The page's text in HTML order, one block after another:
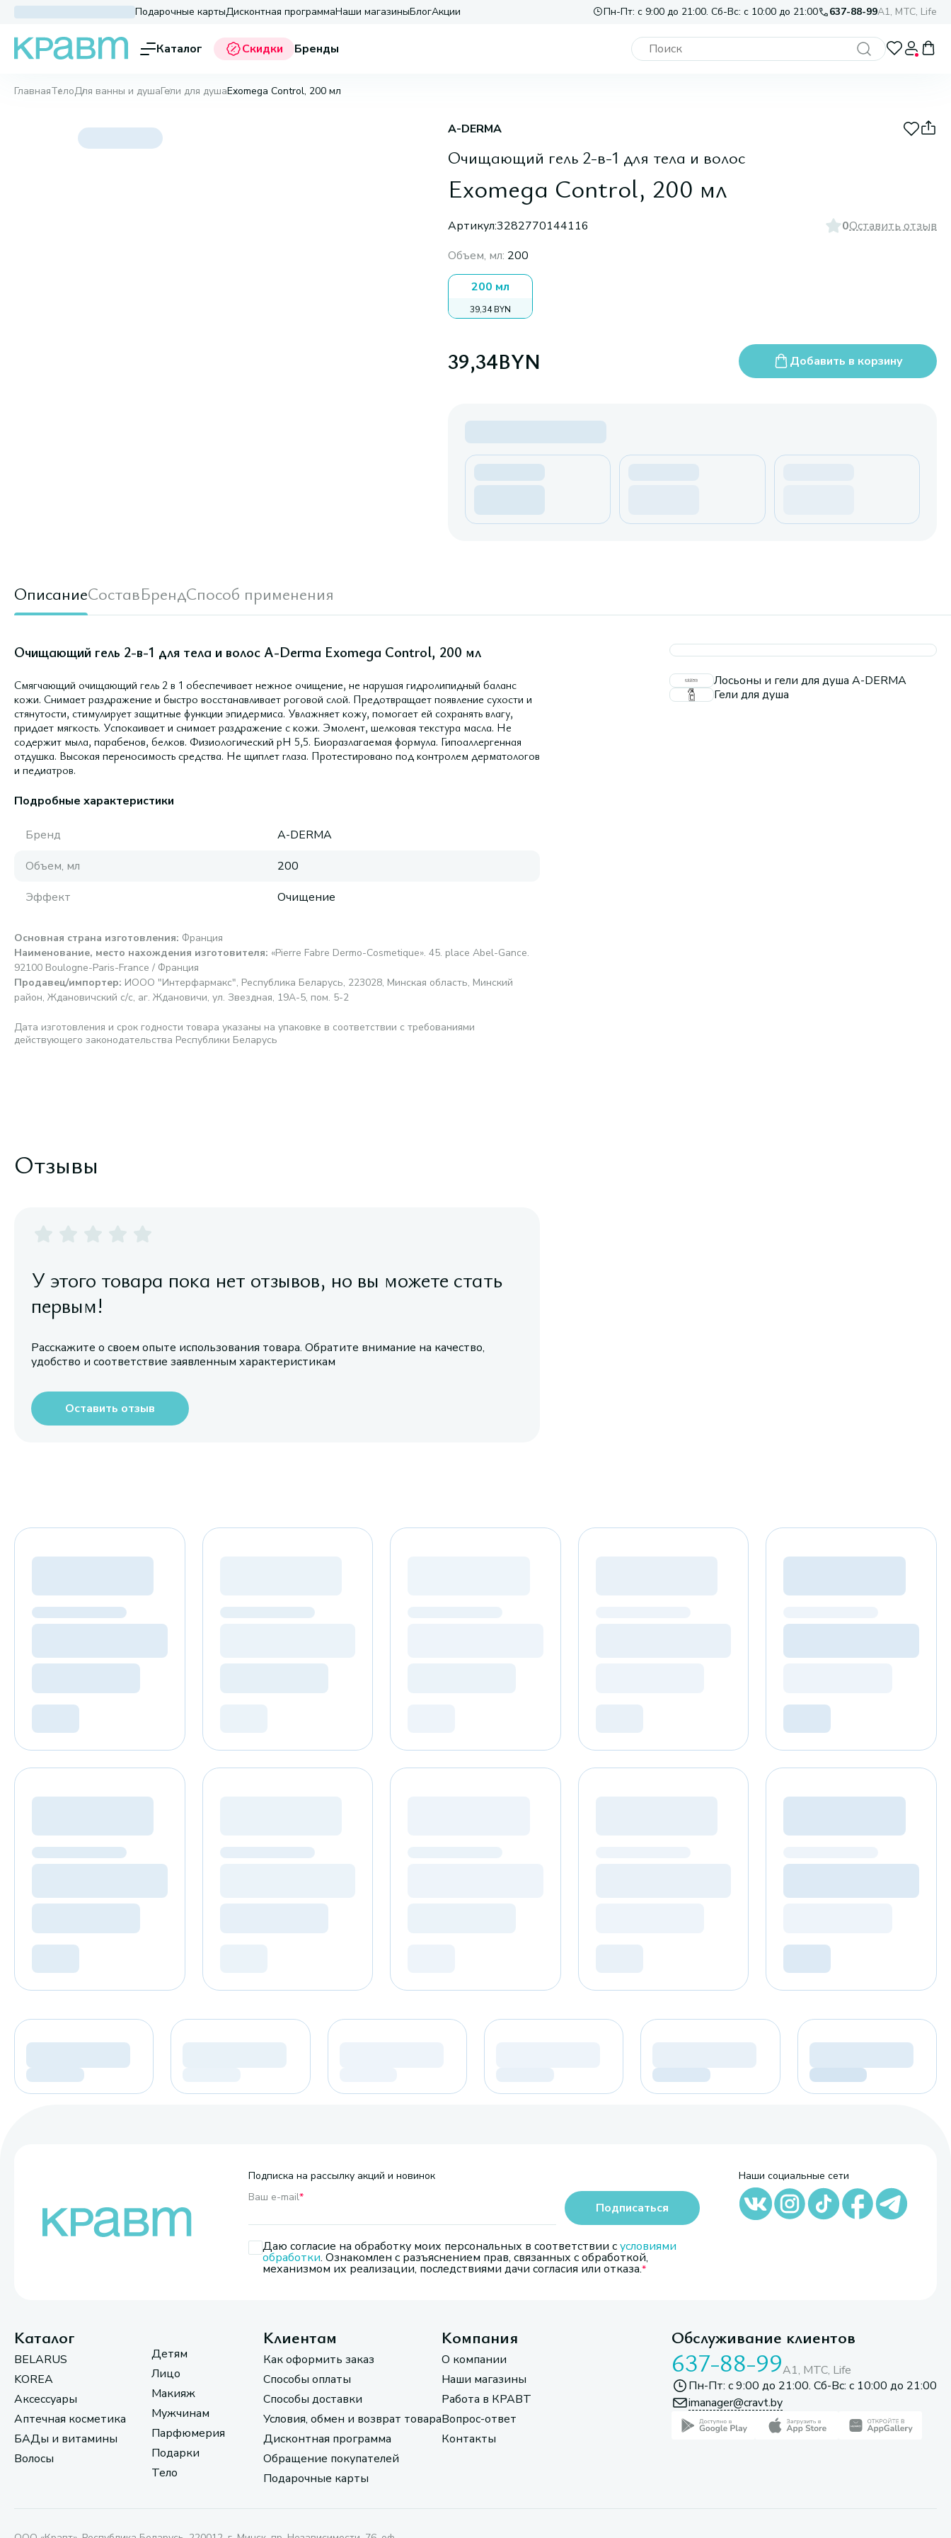
Подарочные картыДисконтная программаНаши магазиныБлогАкции Пн-Пт: с 9:00 до 21:00. Сб-Вс: с 10:00 до 21:00 637-88-99A1, МТС, Life
Каталог Скидки Бренды
ГлавнаяТелоДля ванны и душаГели для душаExomega Control, 200 мл
A-DERMA
Очищающий гель 2-в-1 для тела и волос
Exomega Control, 200 мл
Артикул:3282770144116 0Оставить отзыв
Объем, мл: 200
200 мл
39,34 BYN
39,34BYN Добавить в корзину
ОписаниеСоставБрендСпособ применения
Очищающий гель 2-в-1 для тела и волос A-Derma Exomega Control, 200 мл
Смягчающий очищающий гель 2 в 1 обеспечивает нежное очищение, не нарушая гидролипидный баланс
кожи. Снимает раздражение и быстро восстанавливает роговой слой. Предотвращает появление сухости и
стянутости, стимулирует защитные функции эпидермиса. Увлажняет кожу, помогает ей сохранять влагу,
придает мягкость. Успокаивает и снимает раздражение с кожи. Эмолент, шелковая текстура масла. Не
содержит мыла, парабенов, белков. Физиологический pH 5,5. Биоразлагаемая формула. Гипоаллергенная
отдушка. Высокая переносимость средства. Не щиплет глаза. Протестировано под контролем дерматологов
и педиатров.
Подробные характеристики
Бренд
A-DERMA
Объем, мл
200
Эффект
Очищение
Основная страна изготовления: Франция
Наименование, место нахождения изготовителя: «Pierre Fabre Dermo-Cosmetique». 45. place Abel-Gance.
92100 Boulogne-Paris-France / Франция
Продавец/импортер: ИООО "Интерфармакс", Республика Беларусь, 223028, Минская область, Минский
район, Ждановичский с/с, аг. Ждановичи, ул. Звездная, 19А-5, пом. 5-2
Дата изготовления и срок годности товара указаны на упаковке в соответствии с требованиями
действующего законодательства Республики Беларусь
Лосьоны и гели для душа A-DERMA
Гели для душа
Отзывы
У этого товара пока нет отзывов, но вы можете стать
первым!
Расскажите о своем опыте использования товара. Обратите внимание на качество,
удобство и соответствие заявленным характеристикам
Оставить отзыв
Подписка на рассылку акций и новинок
Ваш e-mail*
Даю согласие на обработку моих персональных в соответствии сусловиями
обработки. Ознакомлен с разъяснением прав, связанных с обработкой,
механизмом их реализации, последствиями дачи согласия или отказа.
Подписаться
Наши социальные сети
Каталог
BELARUS
KOREA
Аксессуары
Аптечная косметика
БАДы и витамины
Волосы
Детям
Лицо
Макияж
Мужчинам
Парфюмерия
Подарки
Тело
Клиентам
Как оформить заказ
Способы оплаты
Способы доставки
Условия, обмен и возврат товара
Дисконтная программа
Обращение покупателей
Подарочные карты
Компания
О компании
Наши магазины
Работа в КРАВТ
Вопрос-ответ
Контакты
Обслуживание клиентов
637-88-99A1, МТС, Life
Пн-Пт: с 9:00 до 21:00. Сб-Вс: с 10:00 до 21:00
imanager@cravt.by